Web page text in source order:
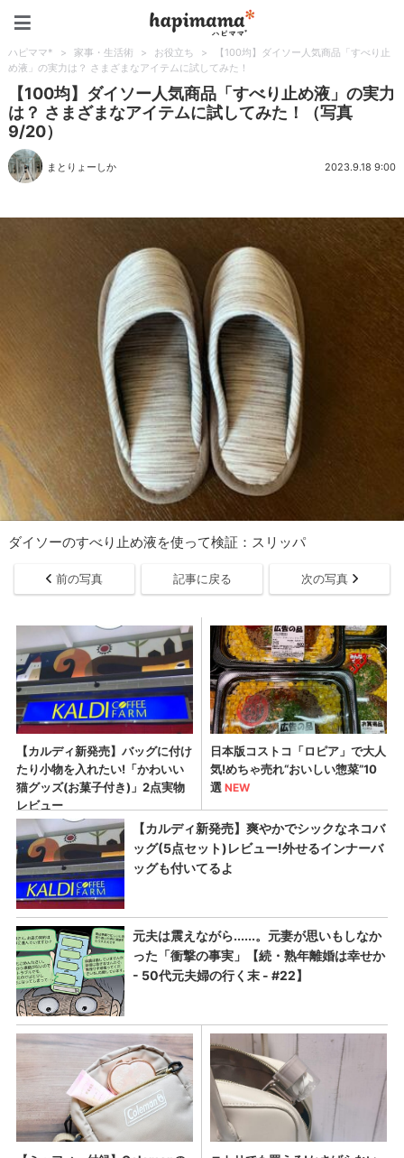
ハピママ* > 家事・生活術 > お役立ち >
【100均】ダイソー人気商品「すべり止
め液」の実力は？ さまざまなアイテムに試してみた！
【100均】ダイソー人気商品「すべり止め液」の実力
は？ さまざまなアイテムに試してみた！（写真
9/20）
まとりょーしか 2023.9.18 9:00
ダイソーのすべり止め液を使って検証：スリッパ
前の写真 記事に戻る 次の写真